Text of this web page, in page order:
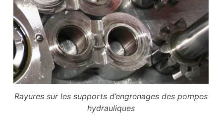
Rayures sur les supports d’engrenages des pompes
hydrauliques